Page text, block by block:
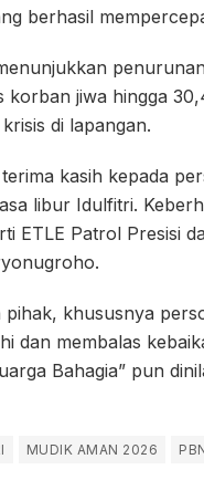
berhasil
jiwa hingga
di lapangan.
kasih kepada
libur Idulfitri.
ETLE Patrol Presisi
pihak, khususnya
dan membalas
Bahagia” pun
MUDIK AMAN 2026